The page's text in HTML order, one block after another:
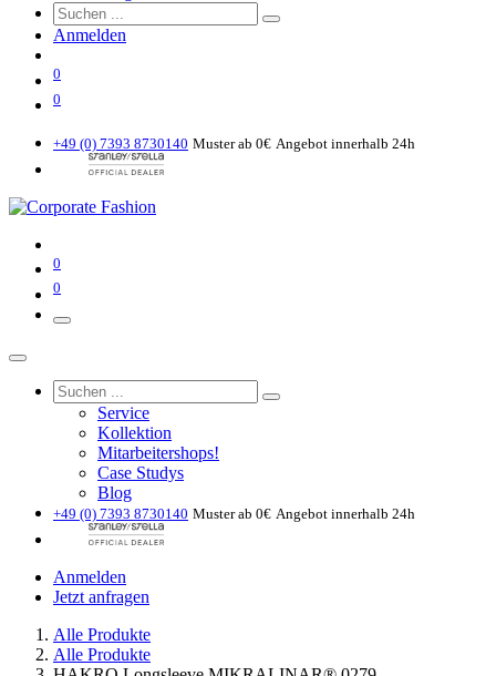
Anmelden
0
0
+49 (0) 7393 8730140 Muster ab 0€ Angebot innerhalb 24h
0
0
Service
Kollektion
Mitarbeitershops!
Case Studys
Blog
+49 (0) 7393 8730140 Muster ab 0€ Angebot innerhalb 24h
Anmelden
Jetzt anfragen
Alle Produkte
Alle Produkte